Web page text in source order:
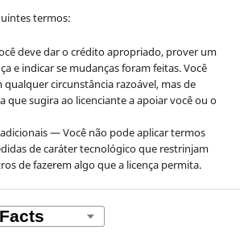
termos:
deve dar o crédito apropriado, prover um
e indicar se mudanças foram feitas. Você
qualquer circunstância razoável, mas de
que sugira ao licenciante a apoiar você ou o
— Você não pode aplicar termos
de caráter tecnológico que restrinjam
de fazerem algo que a licença permita.